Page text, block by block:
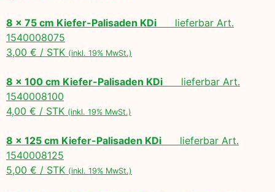
8 x 75 cm Kiefer-Palisaden KDi lieferbar Art.
1540008075
3,00 € / STK (inkl. 19% MwSt.)
8 x 100 cm Kiefer-Palisaden KDi lieferbar Art.
1540008100
4,00 € / STK (inkl. 19% MwSt.)
8 x 125 cm Kiefer-Palisaden KDi lieferbar Art.
1540008125
5,00 € / STK (inkl. 19% MwSt.)